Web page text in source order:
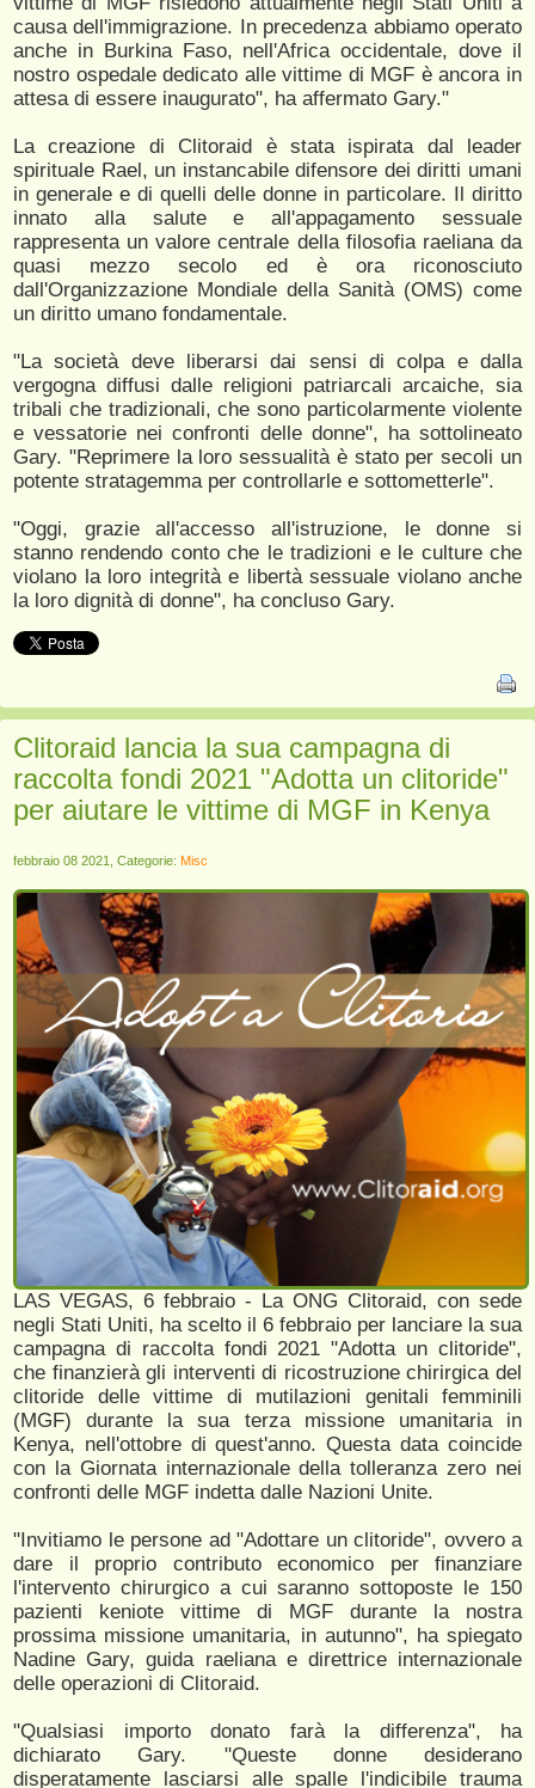
causa dell'immigrazione. In precedenza abbiamo operato
anche in Burkina Faso, nell'Africa occidentale, dove il
nostro ospedale dedicato alle vittime di MGF è ancora in
attesa di essere inaugurato", ha affermato Gary."
La creazione di Clitoraid è stata ispirata dal leader
spirituale Rael, un instancabile difensore dei diritti umani
in generale e di quelli delle donne in particolare. Il diritto
innato alla salute e all'appagamento sessuale
rappresenta un valore centrale della filosofia raeliana da
quasi mezzo secolo ed è ora riconosciuto
dall'Organizzazione Mondiale della Sanità (OMS) come
un diritto umano fondamentale.
"La società deve liberarsi dai sensi di colpa e dalla
vergogna diffusi dalle religioni patriarcali arcaiche, sia
tribali che tradizionali, che sono particolarmente violente
e vessatorie nei confronti delle donne", ha sottolineato
Gary. "Reprimere la loro sessualità è stato per secoli un
potente stratagemma per controllarle e sottometterle".
"Oggi, grazie all'accesso all'istruzione, le donne si
stanno rendendo conto che le tradizioni e le culture che
violano la loro integrità e libertà sessuale violano anche
la loro dignità di donne", ha concluso Gary.
Clitoraid lancia la sua campagna di
raccolta fondi 2021 "Adotta un clitoride"
per aiutare le vittime di MGF in Kenya
febbraio 08 2021, Categorie: Misc
LAS VEGAS, 6 febbraio - La ONG Clitoraid, con sede
negli Stati Uniti, ha scelto il 6 febbraio per lanciare la sua
campagna di raccolta fondi 2021 "Adotta un clitoride",
che finanzierà gli interventi di ricostruzione chirirgica del
clitoride delle vittime di mutilazioni genitali femminili
(MGF) durante la sua terza missione umanitaria in
Kenya, nell'ottobre di quest'anno. Questa data coincide
con la Giornata internazionale della tolleranza zero nei
confronti delle MGF indetta dalle Nazioni Unite.
"Invitiamo le persone ad "Adottare un clitoride", ovvero a
dare il proprio contributo economico per finanziare
l'intervento chirurgico a cui saranno sottoposte le 150
pazienti keniote vittime di MGF durante la nostra
prossima missione umanitaria, in autunno", ha spiegato
Nadine Gary, guida raeliana e direttrice internazionale
delle operazioni di Clitoraid.
"Qualsiasi importo donato farà la differenza", ha
dichiarato Gary. "Queste donne desiderano
disperatamente lasciarsi alle spalle l'indicibile trauma